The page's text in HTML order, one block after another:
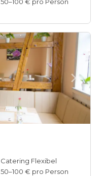
Catering Flexibel
50–100 € pro Person